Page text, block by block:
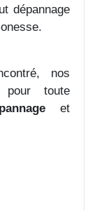
dépannage
nos
toute
et